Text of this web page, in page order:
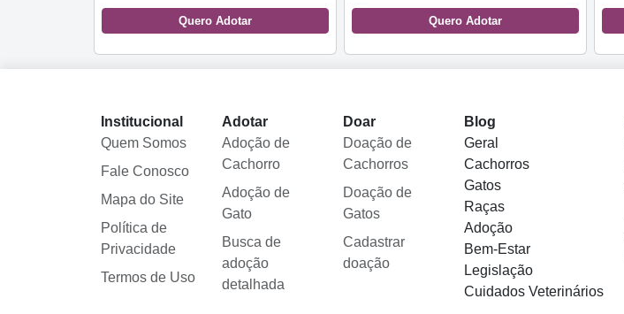
Quero Adotar Quero Adotar
Institucional
Quem Somos
Fale Conosco
Mapa do Site
Política de
Privacidade
Termos de Uso
Adotar
Adoção de
Cachorro
Adoção de
Gato
Busca de
adoção
detalhada
Doar
Doação de
Cachorros
Doação de
Gatos
Cadastrar
doação
Blog
Geral
Cachorros
Gatos
Raças
Adoção
Bem-Estar
Legislação
Cuidados Veterinários